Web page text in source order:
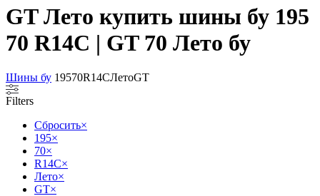
GT Лето купить шины бу 195
70 R14C | GT 70 Лето бу
Шины бу 19570R14CЛетоGT
Filters
Сбросить×
195×
70×
R14C×
Лето×
GT×